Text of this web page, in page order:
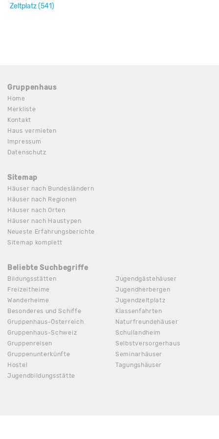
Zeltplatz (541)
Gruppenhaus
Home
Merkliste
Kontakt
Haus vermieten
Impressum
Datenschutz
Sitemap
Häuser nach Bundesländern
Häuser nach Regionen
Häuser nach Orten
Häuser nach Haustypen
Neueste Erfahrungsberichte
Sitemap komplett
Beliebte Suchbegriffe
Bildungsstätten
Freizeitheime
Wanderheime
Besonderes und Schiffe
Gruppenhaus-Österreich
Gruppenhaus-Schweiz
Gruppenreisen
Gruppenunterkünfte
Hostel
Jugendbildungsstätte
Jugendgästehäuser
Jugendherbergen
Jugendzeltplatz
Klassenfahrten
Naturfreundehäuser
Schullandheim
Selbstversorgerhaus
Seminarhäuser
Tagungshäuser